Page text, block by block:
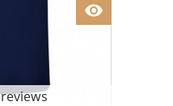
visibility